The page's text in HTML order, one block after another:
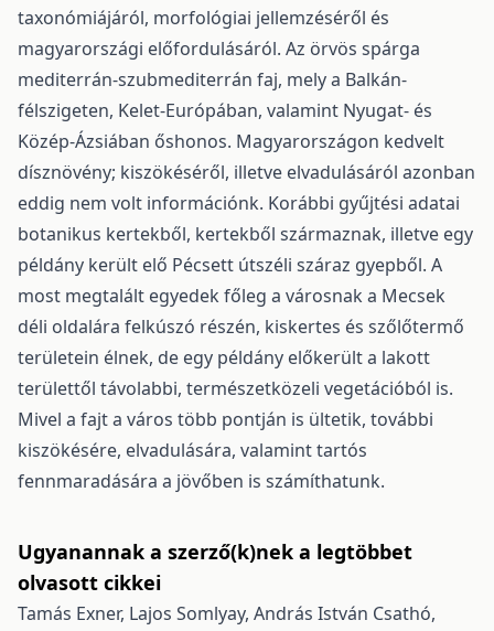
taxonómiájáról, morfológiai jellemzéséről és
magyarországi előfordulásáról. Az örvös spárga
mediterrán-szubmediterrán faj, mely a Balkán-
félszigeten, Kelet-Európában, valamint Nyugat- és
Közép-Ázsiában őshonos. Magyarországon kedvelt
dísznövény; kiszökéséről, illetve elvadulásáról azonban
eddig nem volt információnk. Korábbi gyűjtési adatai
botanikus kertekből, kertekből származnak, illetve egy
példány került elő Pécsett útszéli száraz gyepből. A
most megtalált egyedek főleg a városnak a Mecsek
déli oldalára felkúszó részén, kiskertes és szőlőtermő
területein élnek, de egy példány előkerült a lakott
területtől távolabbi, természetközeli vegetációból is.
Mivel a fajt a város több pontján is ültetik, további
kiszökésére, elvadulására, valamint tartós
fennmaradására a jövőben is számíthatunk.
Ugyanannak a szerző(k)nek a legtöbbet
olvasott cikkei
Tamás Exner, Lajos Somlyay, András István Csathó,